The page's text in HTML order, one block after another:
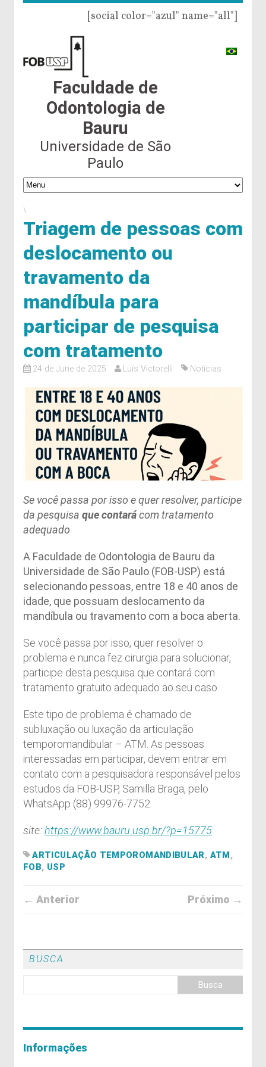
[social color="azul" name="all"]
Faculdade de
Odontologia de
Bauru
Universidade de São
Paulo
\
Triagem de pessoas com
deslocamento ou
travamento da
mandíbula para
participar de pesquisa
com tratamento
24 de June de 2025 Luís Victorelli Notícias
Se você passa por isso e quer resolver, participe
da pesquisa que contarácom tratamento
adequado
A Faculdade de Odontologia de Bauru da
Universidade de São Paulo (FOB-USP) está
selecionando pessoas, entre 18 e 40 anos de
idade, que possuam deslocamento da
mandíbula ou travamento com a boca aberta.
Se você passa por isso, quer resolver o
problema e nunca fez cirurgia para solucionar,
participe desta pesquisa que contará com
tratamento gratuito adequado ao seu caso.
Este tipo de problema é chamado de
subluxação ou luxação da articulação
temporomandibular – ATM. As pessoas
interessadas em participar, devem entrar em
contato com a pesquisadora responsável pelos
estudos da FOB-USP, Samilla Braga, pelo
WhatsApp (88) 99976-7752.
site: https://www.bauru.usp.br/?p=15775
ARTICULAÇÃO TEMPOROMANDIBULAR, ATM ,
FOB, USP
← Anterior Próximo →
BUSCA
Informações